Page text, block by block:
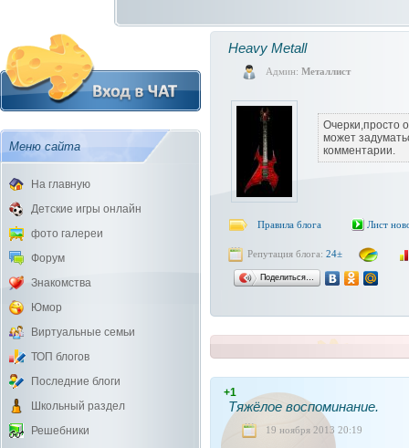
Меню сайта
На главную
Детские игры онлайн
фото галереи
Форум
Знакомства
Юмор
Виртуальные семьи
ТОП блогов
Последние блоги
Школьный раздел
Решебники
Heavy Metall
Админ: Металлист
Очерки,просто
может
комментарии.
Правила блога Лист
Репутация блога: 24±
Поделиться…
+1
Тяжёлое воспоминание.
19 ноября 2013 20:19